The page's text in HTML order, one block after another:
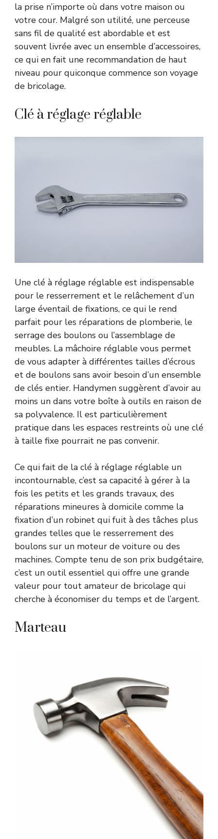
la prise n’importe où dans votre maison ou
votre cour. Malgré son utilité, une perceuse
sans fil de qualité est abordable et est
souvent livrée avec un ensemble d’accessoires,
ce qui en fait une recommandation de haut
niveau pour quiconque commence son voyage
de bricolage.
Clé à réglage réglable
Une clé à réglage réglable est indispensable
pour le resserrement et le relâchement d’un
large éventail de fixations, ce qui le rend
parfait pour les réparations de plomberie, le
serrage des boulons ou l’assemblage de
meubles. La mâchoire réglable vous permet
de vous adapter à différentes tailles d’écrous
et de boulons sans avoir besoin d’un ensemble
de clés entier. Handymen suggèrent d’avoir au
moins un dans votre boîte à outils en raison de
sa polyvalence. Il est particulièrement
pratique dans les espaces restreints où une clé
à taille fixe pourrait ne pas convenir.
Ce qui fait de la clé à réglage réglable un
incontournable, c’est sa capacité à gérer à la
fois les petits et les grands travaux, des
réparations mineures à domicile comme la
fixation d’un robinet qui fuit à des tâches plus
grandes telles que le resserrement des
boulons sur un moteur de voiture ou des
machines. Compte tenu de son prix budgétaire,
c’est un outil essentiel qui offre une grande
valeur pour tout amateur de bricolage qui
cherche à économiser du temps et de l’argent.
Marteau